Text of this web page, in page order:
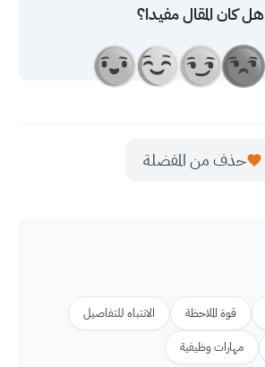
هل كان المقال مفيدا؟
حذف من المفضلة
قوة الملاحظة
الانتباه للتفاصيل
مهارات وظيفية